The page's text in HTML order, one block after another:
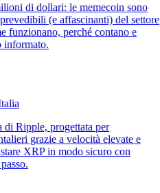
di dollari: le memecoin sono
(e affascinanti) del settore
funzionano, perché contano e
informato.
Ripple, progettata per
grazie a velocità elevate e
XRP in modo sicuro con